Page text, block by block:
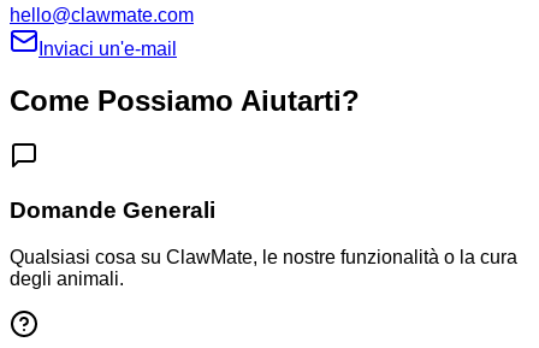
hello@clawmate.com
Inviaci un'e-mail
Come Possiamo Aiutarti?
Domande Generali
Qualsiasi cosa su ClawMate, le nostre funzionalità o la cura
degli animali.